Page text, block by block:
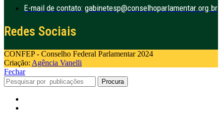
E-mail de contato: gabinetesp@conselhoparlamentar.org.br
Redes Sociais
CONFEP - Conselho Federal Parlamentar 2024
Criação: Agência Vanelli
Fechar
Procura